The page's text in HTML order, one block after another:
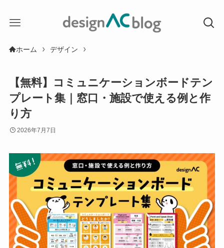
ホーム デザイン
【無料】コミュニケーションボードテン
プレート集｜窓口・施設で使える例と作
り方
2026年7月7日